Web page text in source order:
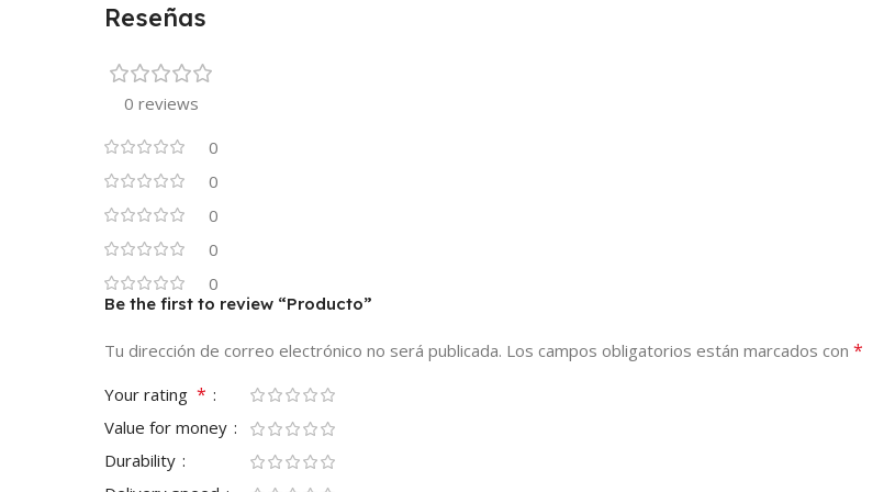
Reseñas
0 reviews
0
0
0
0
0
Be the first to review “Producto”
Tu dirección de correo electrónico no será publicada. Los campos obligatorios están marcados con *
Your rating *
Value for money
Durability